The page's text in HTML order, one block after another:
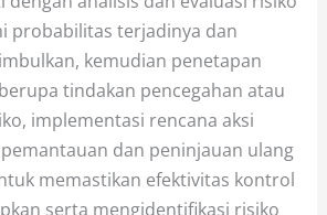
probabilitas terjadinya dan
kemudian penetapan
tindakan pencegahan atau
implementasi rencana aksi
dan peninjauan ulang
memastikan efektivitas kontrol
serta mengidentifikasi risiko